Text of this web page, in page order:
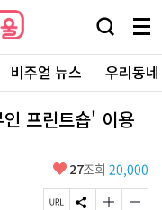
검
창
열
기
메
뉴
전
체
보
비주얼 뉴스 우리동
프린트숍' 이용
좋
요
27조회 20,000